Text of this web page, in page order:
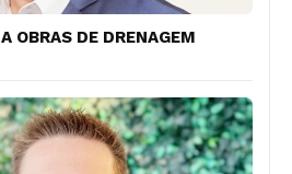
OBRAS DE DRENAGEM